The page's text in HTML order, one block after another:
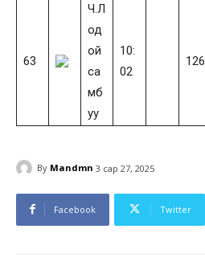
63
Ч.Л
од
ой
са
мб
уу
10:
02
126
By Mandmn 3 сар 27, 2025
Facebook Twitter